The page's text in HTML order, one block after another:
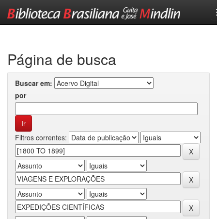
Página de busca
Buscar em:
por
Filtros correntes: